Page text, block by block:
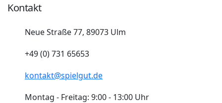
Kontakt
Neue Straße 77, 89073 Ulm
+49 (0) 731 65653
kontakt@spielgut.de
Montag - Freitag: 9:00 - 13:00 Uhr